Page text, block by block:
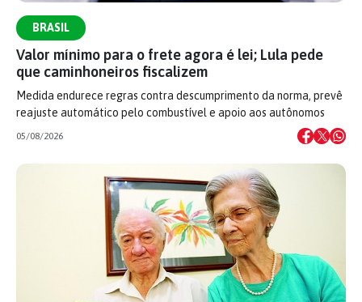
BRASIL
Valor mínimo para o frete agora é lei; Lula pede
que caminhoneiros fiscalizem
Medida endurece regras contra descumprimento da norma, prevê
reajuste automático pelo combustível e apoio aos autônomos
05/08/2026